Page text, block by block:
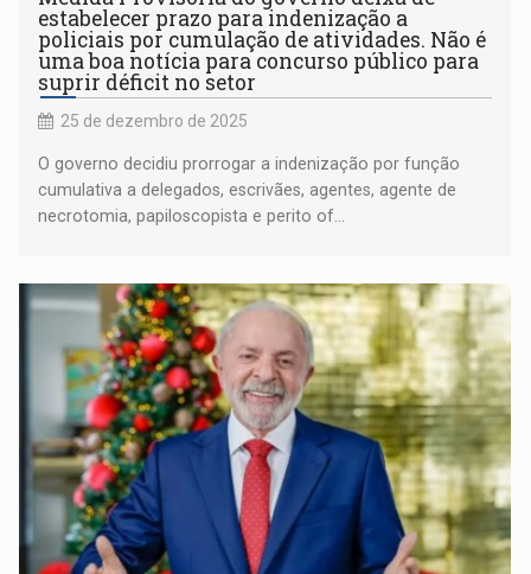
estabelecer prazo para indenização a
policiais por cumulação de atividades. Não é
uma boa notícia para concurso público para
suprir déficit no setor
25 de dezembro de 2025
O governo decidiu prorrogar a indenização por função
cumulativa a delegados, escrivães, agentes, agente de
necrotomia, papiloscopista e perito of...